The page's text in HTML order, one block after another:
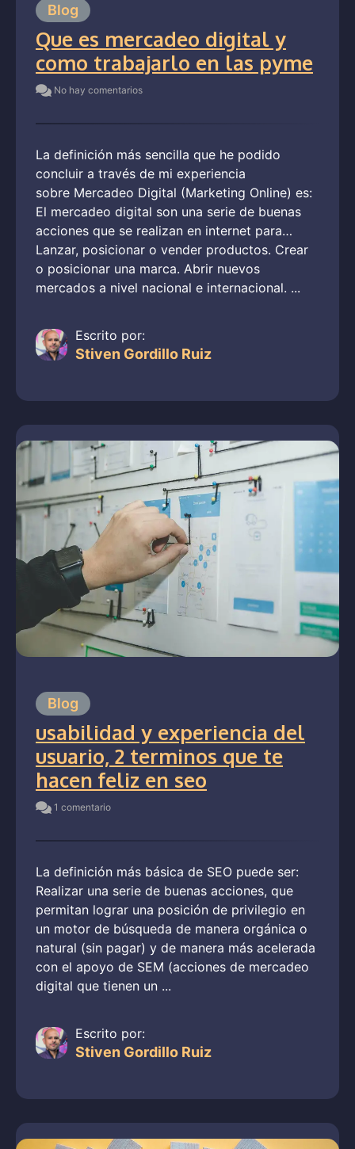
Blog
Que es mercadeo digital y
como trabajarlo en las pyme
No hay comentarios
La definición más sencilla que he podido
concluir a través de mi experiencia
sobre Mercadeo Digital (Marketing Online) es:
El mercadeo digital son una serie de buenas
acciones que se realizan en internet para…
Lanzar, posicionar o vender productos. Crear
o posicionar una marca. Abrir nuevos
mercados a nivel nacional e internacional. ...
Escrito por:
Stiven Gordillo Ruiz
Blog
usabilidad y experiencia del
usuario, 2 terminos que te
hacen feliz en seo
1 comentario
La definición más básica de SEO puede ser:
Realizar una serie de buenas acciones, que
permitan lograr una posición de privilegio en
un motor de búsqueda de manera orgánica o
natural (sin pagar) y de manera más acelerada
con el apoyo de SEM (acciones de mercadeo
digital que tienen un ...
Escrito por:
Stiven Gordillo Ruiz